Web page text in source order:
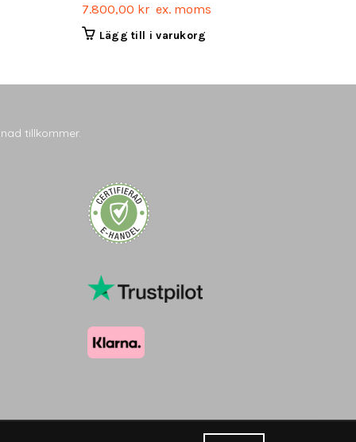
7.800,00 krex. moms
Lägg till i varukorg
tillkommer.